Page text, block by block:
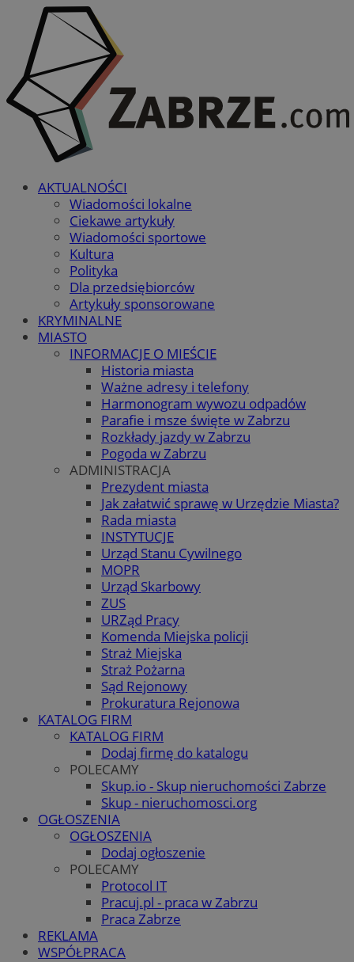
AKTUALNOŚCI
Wiadomości lokalne
Ciekawe artykuły
Wiadomości sportowe
Kultura
Polityka
Dla przedsiębiorców
Artykuły sponsorowane
KRYMINALNE
MIASTO
INFORMACJE O MIEŚCIE
Historia miasta
Ważne adresy i telefony
Harmonogram wywozu odpadów
Parafie i msze święte w Zabrzu
Rozkłady jazdy w Zabrzu
Pogoda w Zabrzu
ADMINISTRACJA
Prezydent miasta
Jak załatwić sprawę w Urzędzie Miasta?
Rada miasta
INSTYTUCJE
Urząd Stanu Cywilnego
MOPR
Urząd Skarbowy
ZUS
URZąd Pracy
Komenda Miejska policji
Straż Miejska
Straż Pożarna
Sąd Rejonowy
Prokuratura Rejonowa
KATALOG FIRM
KATALOG FIRM
Dodaj firmę do katalogu
POLECAMY
Skup.io - Skup nieruchomości Zabrze
Skup - nieruchomosci.org
OGŁOSZENIA
OGŁOSZENIA
Dodaj ogłoszenie
POLECAMY
Protocol IT
Pracuj.pl - praca w Zabrzu
Praca Zabrze
REKLAMA
WSPÓŁPRACA